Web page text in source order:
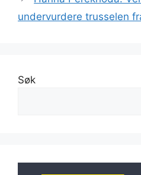
undervurdere trusselen
Søk